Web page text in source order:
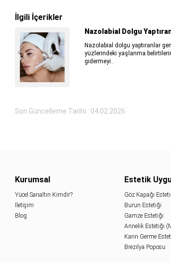
İlgili İçerikler
Nazolabial Dolgu
Nazolabial dolgu yaptıranlar
yüzlerindeki yaşlanma
gidermeyi..
Son Güncelleme Tarihi : 04.02.2026
Kurumsal
Yücel Sarıaltın Kimdir?
İletişim
Blog
Estetik
Göz Kapağı
Burun Estetiği
Gamze Estetiği
Annelik Estetiği
Karın Germe
Brezilya Poposu